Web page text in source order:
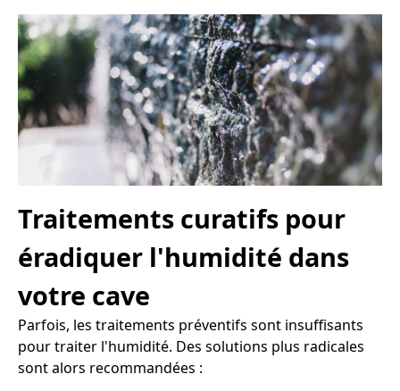
Traitements curatifs pour
éradiquer l'humidité dans
votre cave
Parfois, les traitements préventifs sont insuffisants
pour traiter l'humidité. Des solutions plus radicales
sont alors recommandées :